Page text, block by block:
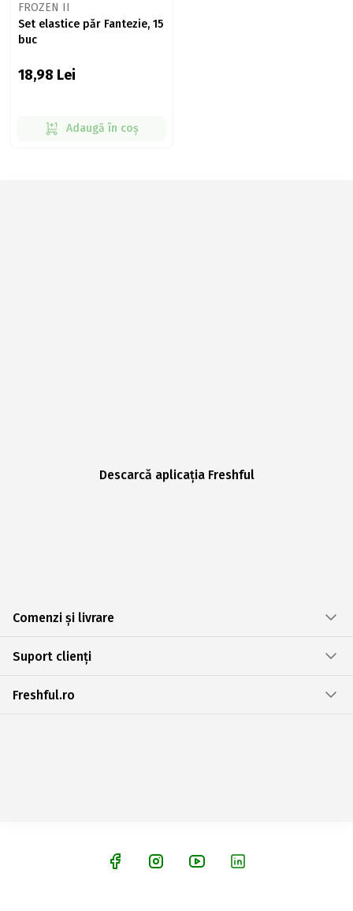
FROZEN II
Set elastice păr Fantezie, 15
buc
18,98 Lei
Adaugă în coș
Descarcă aplicația Freshful
Comenzi și livrare
Suport clienți
Freshful.ro